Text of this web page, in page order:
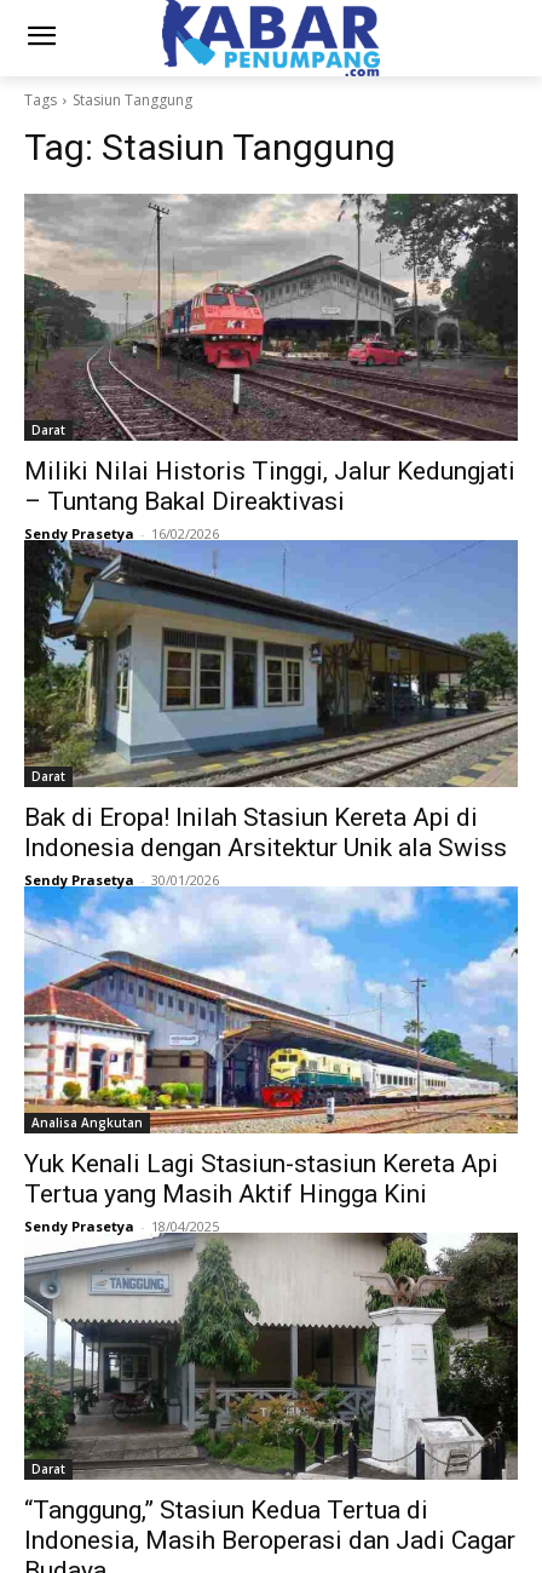
Tags Stasiun Tanggung
Tag: Stasiun Tanggung
Darat
Miliki Nilai Historis Tinggi, Jalur Kedungjati
– Tuntang Bakal Direaktivasi
Sendy Prasetya - 16/02/2026
Darat
Bak di Eropa! Inilah Stasiun Kereta Api di
Indonesia dengan Arsitektur Unik ala Swiss
Sendy Prasetya - 30/01/2026
Analisa Angkutan
Yuk Kenali Lagi Stasiun-stasiun Kereta Api
Tertua yang Masih Aktif Hingga Kini
Sendy Prasetya - 18/04/2025
Darat
“Tanggung,” Stasiun Kedua Tertua di
Indonesia, Masih Beroperasi dan Jadi Cagar